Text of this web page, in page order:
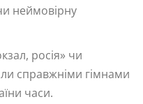
неймовірну
росія» чи
справжніми гімнами
часи.